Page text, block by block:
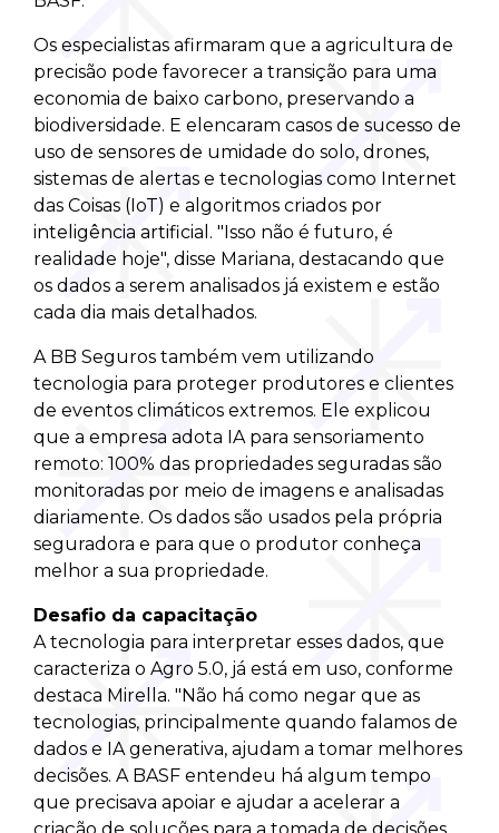
Os especialistas afirmaram que a agricultura de
precisão pode favorecer a transição para uma
economia de baixo carbono, preservando a
biodiversidade. E elencaram casos de sucesso de
uso de sensores de umidade do solo, drones,
sistemas de alertas e tecnologias como Internet
das Coisas (IoT) e algoritmos criados por
inteligência artificial. "Isso não é futuro, é
realidade hoje", disse Mariana, destacando que
os dados a serem analisados já existem e estão
cada dia mais detalhados.
A BB Seguros também vem utilizando
tecnologia para proteger produtores e clientes
de eventos climáticos extremos. Ele explicou
que a empresa adota IA para sensoriamento
remoto: 100% das propriedades seguradas são
monitoradas por meio de imagens e analisadas
diariamente. Os dados são usados pela própria
seguradora e para que o produtor conheça
melhor a sua propriedade.
Desafio da capacitação
A tecnologia para interpretar esses dados, que
caracteriza o Agro 5.0, já está em uso, conforme
destaca Mirella. "Não há como negar que as
tecnologias, principalmente quando falamos de
dados e IA generativa, ajudam a tomar melhores
decisões. A BASF entendeu há algum tempo
que precisava apoiar e ajudar a acelerar a
criação de soluções para a tomada de decisões